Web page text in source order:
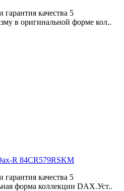
качества 5
в оригинальной форме кол..
R 84CR579RSKM
качества 5
форма коллекции DAX.Уст..